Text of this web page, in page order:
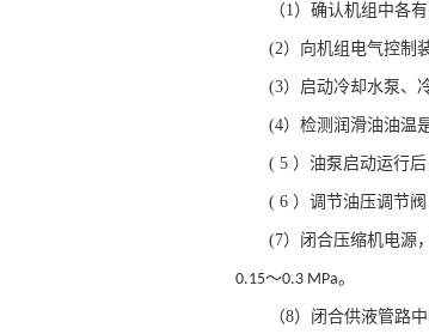
（1）确认机组中各
(2）向机组电气控制
(3）启动冷却水泵、
(4）检测润滑油油温
( 5 ）油泵启动运行
( 6 ）调节油压调节
(7）闭合压缩机电源
0.15～0.3 MPa。
（8）闭合供液管路